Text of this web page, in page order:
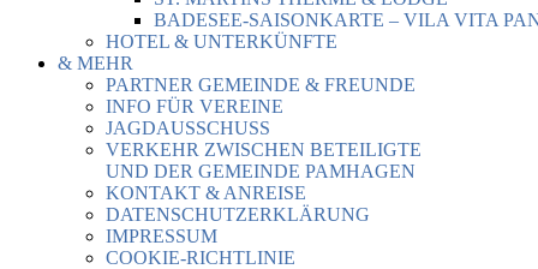
BADESEE-SAISONKARTE – VILA VITA
HOTEL & UNTERKÜNFTE
& MEHR
PARTNER GEMEINDE & FREUNDE
INFO FÜR VEREINE
JAGDAUSSCHUSS
VERKEHR ZWISCHEN BETEILIGTE
UND DER GEMEINDE PAMHAGEN
KONTAKT & ANREISE
DATENSCHUTZERKLÄRUNG
IMPRESSUM
COOKIE-RICHTLINIE